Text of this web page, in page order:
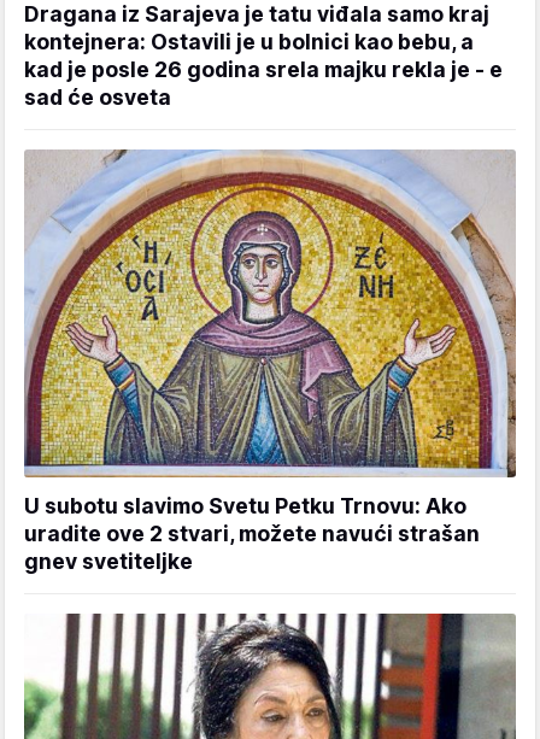
Dragana iz Sarajeva je tatu viđala samo kraj
kontejnera: Ostavili je u bolnici kao bebu, a
kad je posle 26 godina srela majku rekla je - e
sad će osveta
U subotu slavimo Svetu Petku Trnovu: Ako
uradite ove 2 stvari, možete navući strašan
gnev svetiteljke